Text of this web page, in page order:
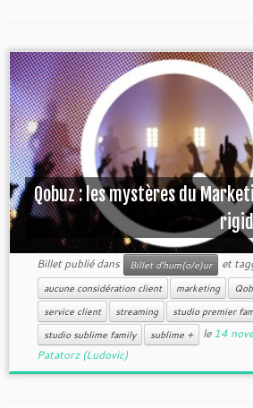
Qobuz : les mystères du
Billet publié dans Billet d'hum(o/e)ur et
aucune considération client
marketing
service client
streaming
studio premier
studio sublime family
sublime + le14
Patatorz (Ludovic)